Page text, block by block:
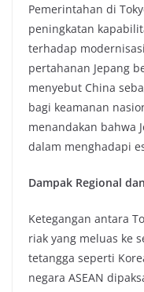
Pemerintahan di
peningkatan
terhadap
pertahanan Jepang
menyebut China
bagi keamanan
menandakan bahwa
dalam menghadapi
Dampak Regional
Ketegangan antara
riak yang meluas ke
tetangga seperti
negara ASEAN